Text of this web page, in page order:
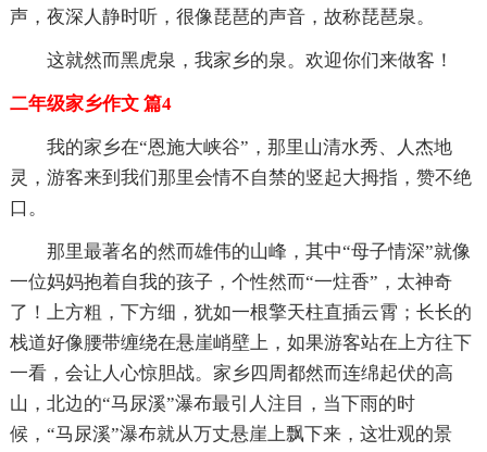
声，夜深人静时听，很像琵琶的声音，故称琵琶泉。
这就然而黑虎泉，我家乡的泉。欢迎你们来做客！
二年级家乡作文 篇4
我的家乡在“恩施大峡谷”，那里山清水秀、人杰地
灵，游客来到我们那里会情不自禁的竖起大拇指，赞不绝
口。
那里最著名的然而雄伟的山峰，其中“母子情深”就像
一位妈妈抱着自我的孩子，个性然而“一炷香”，太神奇
了！上方粗，下方细，犹如一根擎天柱直插云霄；长长的
栈道好像腰带缠绕在悬崖峭壁上，如果游客站在上方往下
一看，会让人心惊胆战。家乡四周都然而连绵起伏的高
山，北边的“马尿溪”瀑布最引人注目，当下雨的时
候，“马尿溪”瀑布就从万丈悬崖上飘下来，这壮观的景